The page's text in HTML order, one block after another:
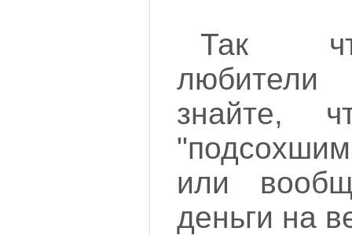
Так
знайте,
или
деньги на